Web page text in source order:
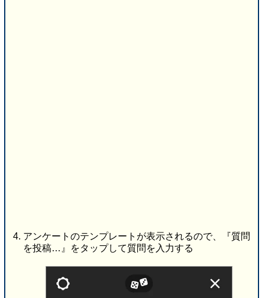
アンケートのテンプレートが表示されるので、『質問
を投稿…』をタップして質問を入力する